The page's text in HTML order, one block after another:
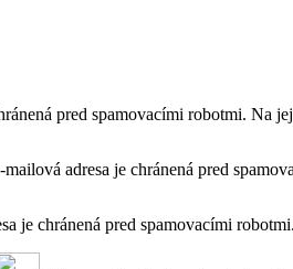
pred spamovacími robotmi. Na
mailová adresa je chránená pred
je chránená pred spamovacími